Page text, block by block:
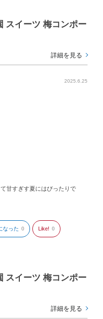
スイーツ 梅コンポー
詳細を見る
2025.6.25
甘すぎす夏にはびったりで
なった 0 Like! 0
スイーツ 梅コンポー
詳細を見る